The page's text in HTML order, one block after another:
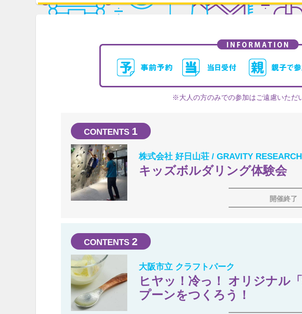
※大人の方のみでの参加はご遠慮いただ
1
株式会社 好日山荘 / GRAVITY
キッズボルダリング体験会
開催終了
2
大阪市立 クラフトパーク
ヒヤッ！冷っ！ オリジナル
プーンをつくろう！